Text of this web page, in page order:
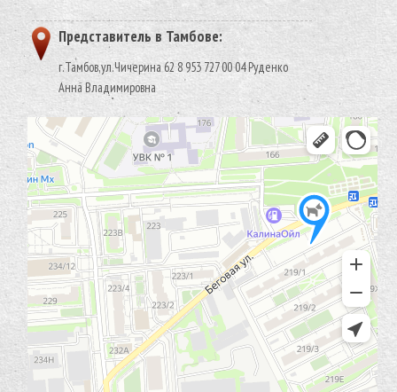
Представитель в Тамбове:
г.Тамбов,ул.Чичерина 62 8 953 727 00 04 Руденко
Анна Владимировна